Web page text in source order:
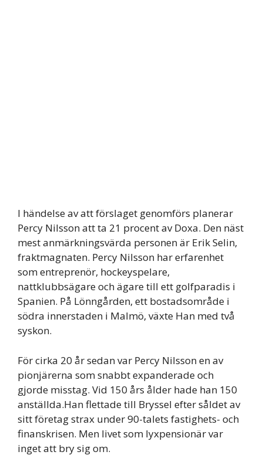
I händelse av att förslaget genomförs planerar
Percy Nilsson att ta 21 procent av Doxa. Den näst
mest anmärkningsvärda personen är Erik Selin,
fraktmagnaten. Percy Nilsson har erfarenhet
som entreprenör, hockeyspelare,
nattklubbsägare och ägare till ett golfparadis i
Spanien. På Lönngården, ett bostadsområde i
södra innerstaden i Malmö, växte Han med två
syskon.
För cirka 20 år sedan var Percy Nilsson en av
pionjärerna som snabbt expanderade och
gjorde misstag. Vid 150 års ålder hade han 150
anställda.Han flettade till Bryssel efter såldet av
sitt företag strax under 90-talets fastighets- och
finanskrisen. Men livet som lyxpensionär var
inget att bry sig om.